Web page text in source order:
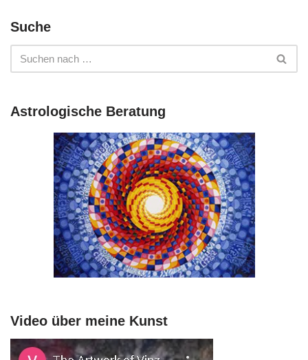
Suche
Astrologische Beratung
Video über meine Kunst